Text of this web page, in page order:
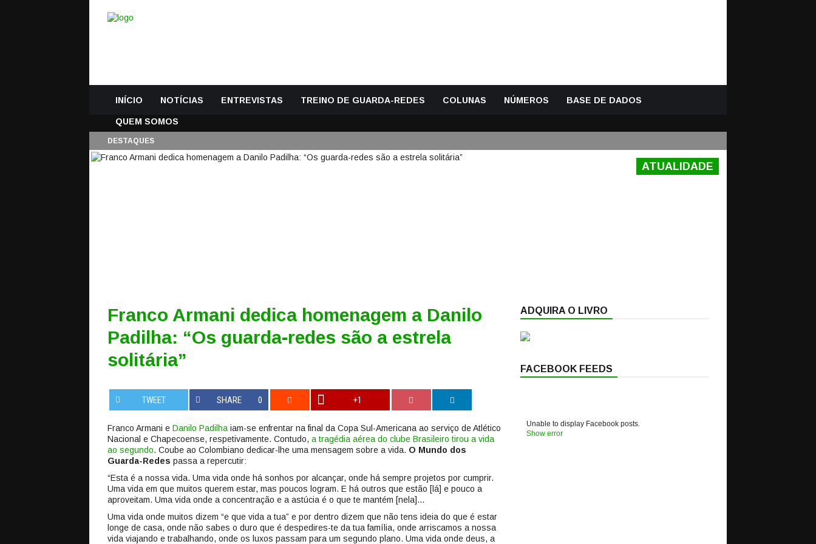
INÍCIO NOTÍCIAS ENTREVISTAS TREINO DE GUARDA-REDES COLUNAS NÚMEROS BASE DE DADOS
QUEM SOMOS
DESTAQUES
ATUALIDADE
Franco Armani dedica homenagem a Danilo
Padilha: “Os guarda-redes são a estrela
solitária”
TWEET SHARE 0 +1
Franco Armani e Danilo Padilha iam-se enfrentar na final da Copa Sul-Americana ao serviço de Atlético
Nacional e Chapecoense, respetivamente. Contudo, a tragédia aérea do clube Brasileiro tirou a vida
ao segundo. Coube ao Colombiano dedicar-lhe uma mensagem sobre a vida. O Mundo dos
Guarda-Redes passa a repercutir:
“Esta é a nossa vida. Uma vida onde há sonhos por alcançar, onde há sempre projetos por cumprir.
Uma vida em que muitos querem estar, mas poucos logram. E há outros que estão [lá] e pouco a
aproveitam. Uma vida onde a concentração e a astúcia é o que te mantém [nela]…
Uma vida onde muitos dizem “e que vida a tua” e por dentro dizem que não tens ideia do que é estar
longe de casa, onde não sabes o duro que é despedires-te da tua família, onde arriscamos a nossa
vida viajando e trabalhando, onde os luxos passam para um segundo plano. Uma vida onde deus, a
ADQUIRA O LIVRO
FACEBOOK FEEDS
Unable to display Facebook posts.
Show error